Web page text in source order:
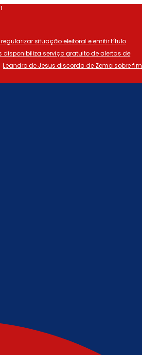
situação eleitoral e emitir título
disponibiliza serviço gratuito de alertas de
Leandro de Jesus discorda de Zema sobre fim